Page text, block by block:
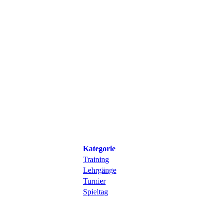
Kategorie
Training
Lehrgänge
Turnier
Spieltag